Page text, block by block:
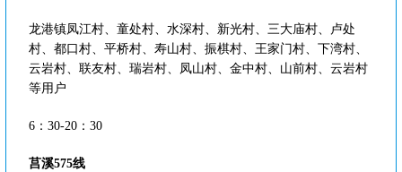
龙港镇凤江村、童处村、水深村、新光村、三大庙村、卢处
村、都口村、平桥村、寿山村、振棋村、王家门村、下湾村、
云岩村、联友村、瑞岩村、凤山村、金中村、山前村、云岩村
等用户
6：30-20：30
莒溪575线